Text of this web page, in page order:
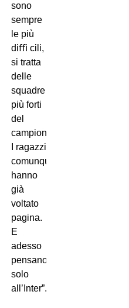
sono
sempre
le più
diﬃ cili,
si tratta
delle
squadre
più forti
del
campionato.
I ragazzi
comunque
hanno
già
voltato
pagina.
E
adesso
pensano
solo
all’Inter”.